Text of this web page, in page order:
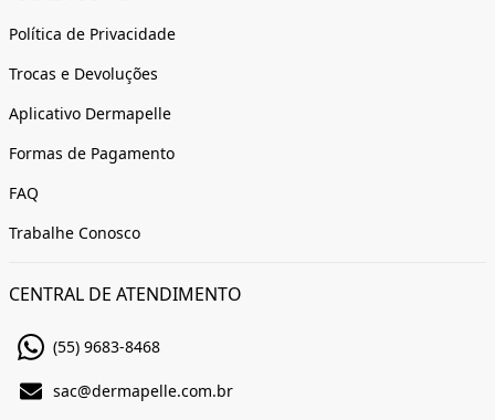
Política de Privacidade
Trocas e Devoluções
Aplicativo Dermapelle
Formas de Pagamento
FAQ
Trabalhe Conosco
CENTRAL DE ATENDIMENTO
(55) 9683-8468
sac@dermapelle.com.br